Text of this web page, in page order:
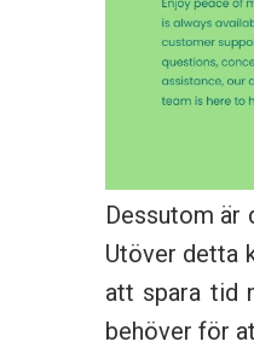
Dessutom är
Utöver detta
att spara tid
behöver för